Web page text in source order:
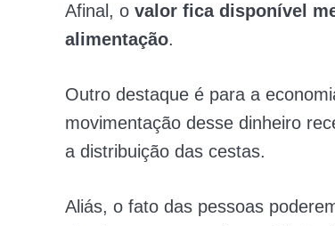
Afinal, o valor fica disponível
alimentação.
Outro destaque é para a
movimentação desse dinheiro
a distribuição das cestas.
Aliás, o fato das pessoas